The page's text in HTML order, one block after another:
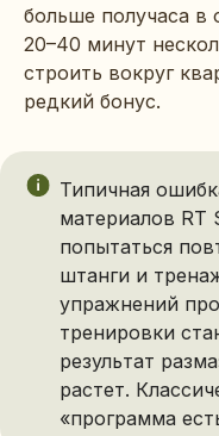
больше получаса в
20–40 минут
строить вокруг
редкий бонус.
Типичная
материалов RT
попытаться
штанги и
упражнений
тренировки
результат
растет.
«программа